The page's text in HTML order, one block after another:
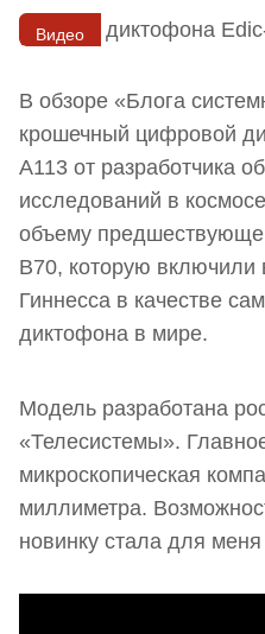
Видео
В обзоре «Блога
крошечный цифровой
A113 от разработчика
исследований в
объему
B70, которую включили
Гиннесса в качестве
диктофона в мире.
Модель разработана
«Телесистемы».
микроскопическая
миллиметра.
новинку стала для